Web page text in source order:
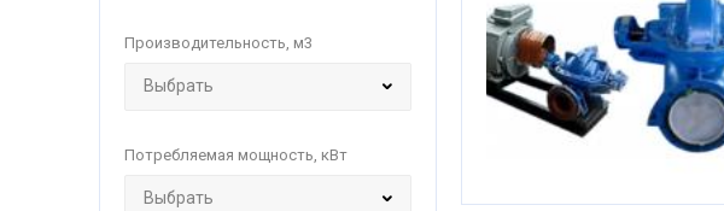
Производительность, м3
Потребляемая мощность, кВт